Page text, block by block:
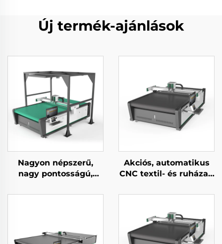
Új termék-ajánlások
Nagyon népszerű,
nagy pontosságú,
CNC bőrvágó gép
Akciós, automatikus
CNC textil- és ruházati